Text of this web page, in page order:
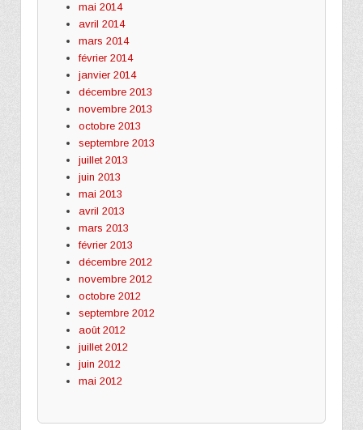
mai 2014
avril 2014
mars 2014
février 2014
janvier 2014
décembre 2013
novembre 2013
octobre 2013
septembre 2013
juillet 2013
juin 2013
mai 2013
avril 2013
mars 2013
février 2013
décembre 2012
novembre 2012
octobre 2012
septembre 2012
août 2012
juillet 2012
juin 2012
mai 2012